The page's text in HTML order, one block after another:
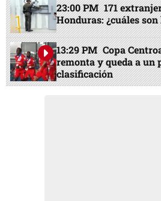
23:00 PM 171
Honduras: ¿cuáles
13:29 PM Copa
remonta y queda a un
clasificación